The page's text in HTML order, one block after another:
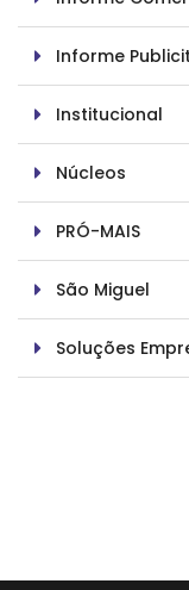
Informe
Institucional
Núcleos
PRÓ-MAIS
São Miguel
Soluções